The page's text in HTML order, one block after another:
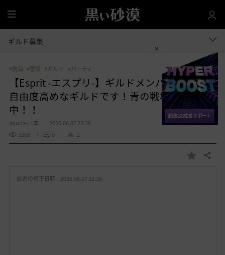
全
体
ギルド募集
#航海 #冒険 #ギルド #パーティ
【Esprit -エスプリ-】ギルドメンバー募集中🎵
自由度高めなギルドです！青の戦場⚓参戦
中！！
aquria-日本
2026.06.07 23:38
3268
0 2
お 共有する
最近の修正日時 : 2026.06.07 23:38